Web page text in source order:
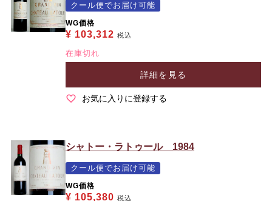
クール便でお届け可能
WG価格
¥ 103,312 税込
在庫切れ
詳細を見る
お気に入りに登録する
シャトー・ラトゥール 1984
クール便でお届け可能
WG価格
¥ 105,380 税込